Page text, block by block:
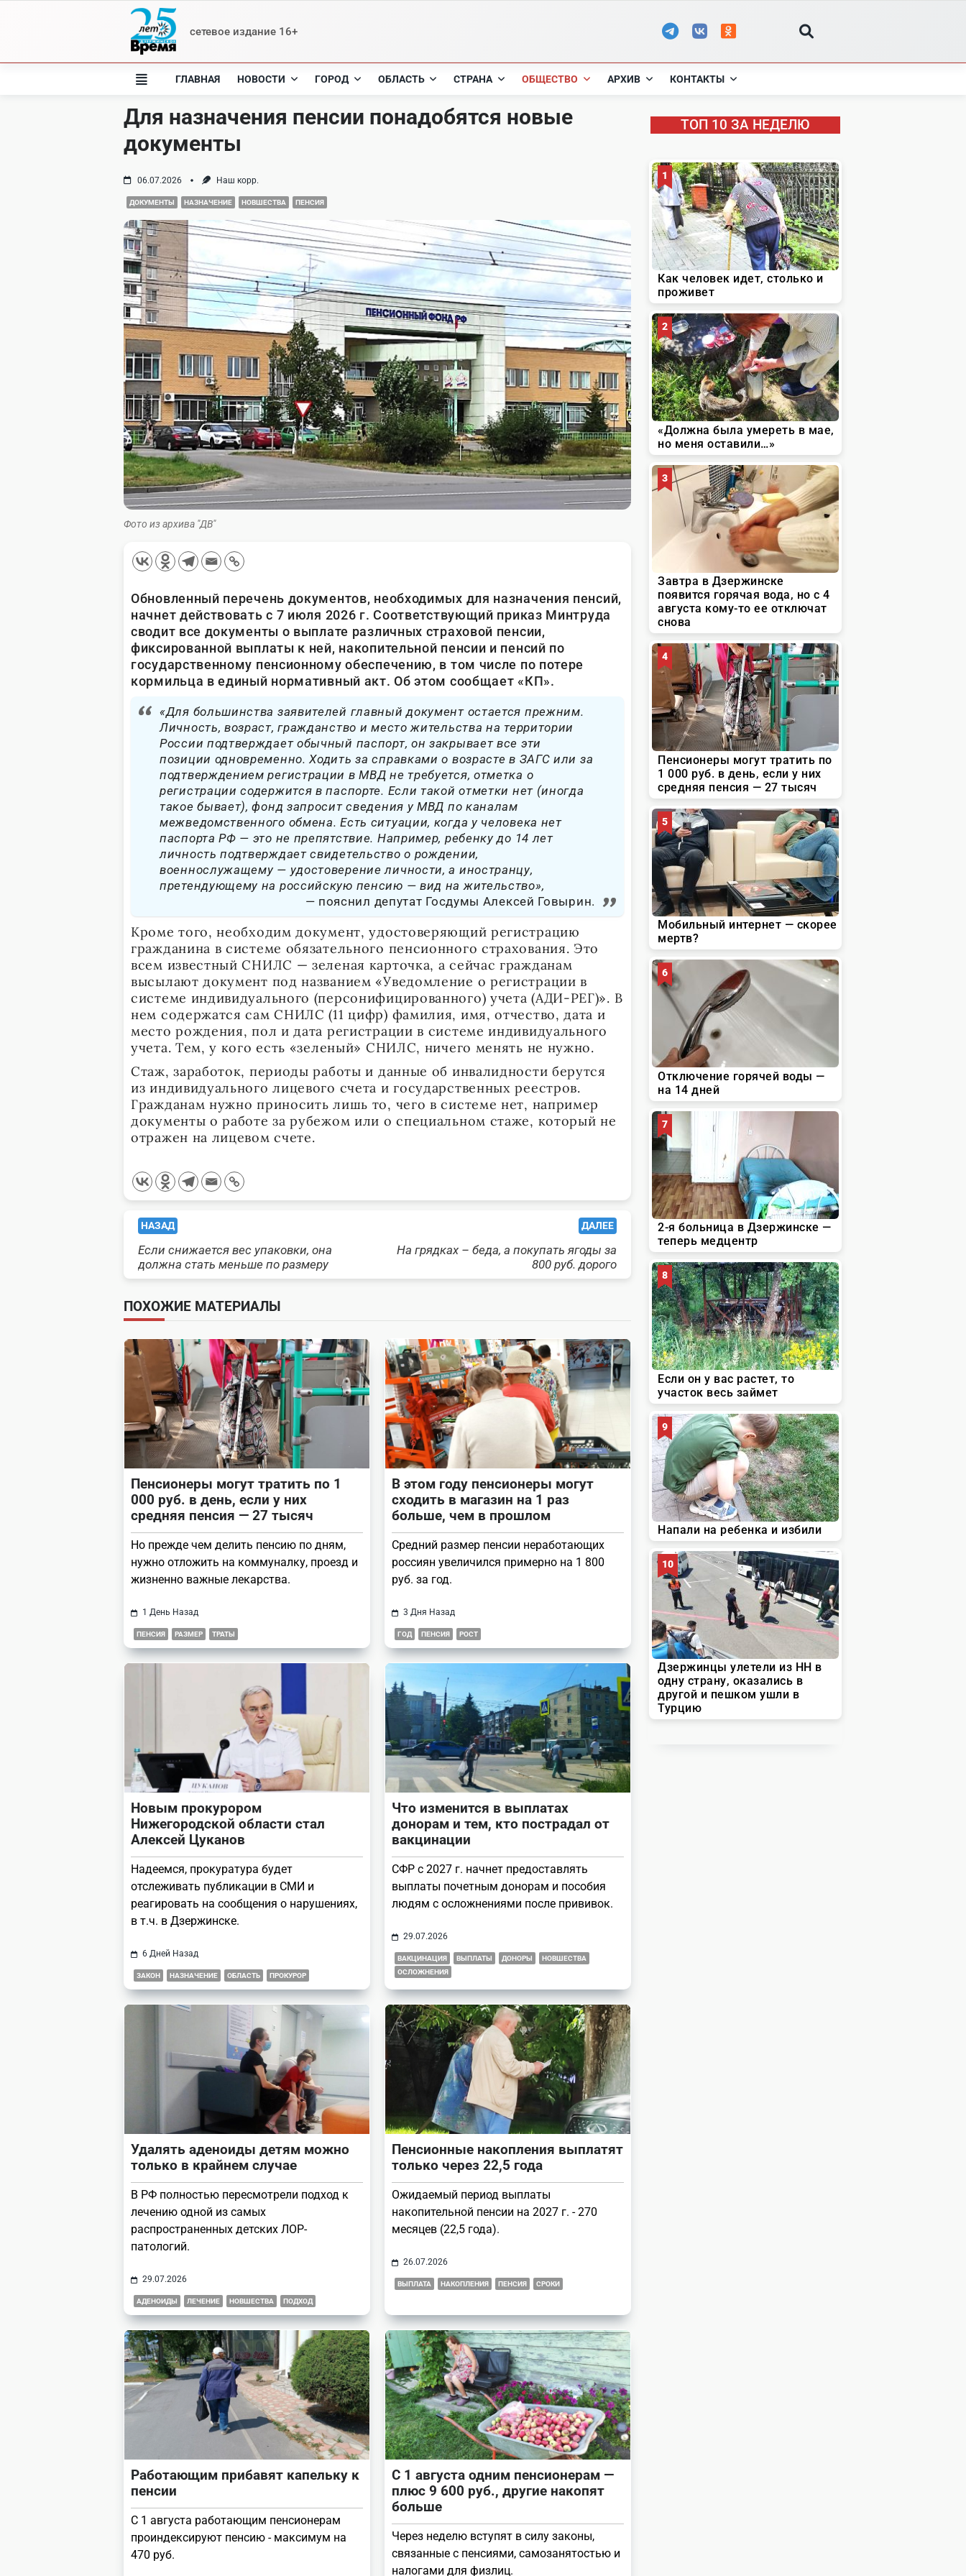
сетевое издание 16+
ГЛАВНАЯ НОВОСТИ ГОРОД ОБЛАСТЬ СТРАНА ОБЩЕСТВО АРХИВ КОНТАКТЫ
Для назначения пенсии понадобятся новые
документы
06.07.2026 Наш корр.
ДОКУМЕНТЫ НАЗНАЧЕНИЕ НОВШЕСТВА ПЕНСИЯ
Фото из архива "ДВ"
Обновленный перечень документов, необходимых для назначения пенсий,
начнет действовать с 7 июля 2026 г. Соответствующий приказ Минтруда
сводит все документы о выплате различных страховой пенсии,
фиксированной выплаты к ней, накопительной пенсии и пенсий по
государственному пенсионному обеспечению, в том числе по потере
кормильца в единый нормативный акт. Об этом сообщает «КП».
«Для большинства заявителей главный документ остается прежним.
Личность, возраст, гражданство и место жительства на территории
России подтверждает обычный паспорт, он закрывает все эти
позиции одновременно. Ходить за справками о возрасте в ЗАГС или за
подтверждением регистрации в МВД не требуется, отметка о
регистрации содержится в паспорте. Если такой отметки нет (иногда
такое бывает), фонд запросит сведения у МВД по каналам
межведомственного обмена. Есть ситуации, когда у человека нет
паспорта РФ — это не препятствие. Например, ребенку до 14 лет
личность подтверждает свидетельство о рождении,
военнослужащему — удостоверение личности, а иностранцу,
претендующему на российскую пенсию — вид на жительство»,
пояснил депутат Госдумы Алексей Говырин.
Кроме того, необходим документ, удостоверяющий регистрацию
гражданина в системе обязательного пенсионного страхования. Это
всем известный СНИЛС — зеленая карточка, а сейчас гражданам
высылают документ под названием «Уведомление о регистрации в
системе индивидуального (персонифицированного) учета (АДИ-РЕГ)». В
нем содержатся сам СНИЛС (11 цифр) фамилия, имя, отчество, дата и
место рождения, пол и дата регистрации в системе индивидуального
учета. Тем, у кого есть «зеленый» СНИЛС, ничего менять не нужно.
Стаж, заработок, периоды работы и данные об инвалидности берутся
из индивидуального лицевого счета и государственных реестров.
Гражданам нужно приносить лишь то, чего в системе нет, например
документы о работе за рубежом или о специальном стаже, который не
отражен на лицевом счете.
<span
class="nav-
screen-
reader-
text">Page</span>
НАЗАД
Если снижается вес упаковки, она
должна стать меньше по размеру
ДАЛЕЕ
На грядках – беда, а покупать ягоды за
800 руб. дорого
ПОХОЖИЕ МАТЕРИАЛЫ
Пенсионеры могут тратить по 1
000 руб. в день, если у них
средняя пенсия — 27 тысяч
Но прежде чем делить пенсию по дням,
нужно отложить на коммуналку, проезд и
жизненно важные лекарства.
1 День Назад
ПЕНСИЯ РАЗМЕР ТРАТЫ
В этом году пенсионеры могут
сходить в магазин на 1 раз
больше, чем в прошлом
Средний размер пенсии неработающих
россиян увеличился примерно на 1 800
руб. за год.
3 Дня Назад
ГОД ПЕНСИЯ РОСТ
Новым прокурором
Нижегородской области стал
Алексей Цуканов
Надеемся, прокуратура будет
отслеживать публикации в СМИ и
реагировать на сообщения о нарушениях,
в т.ч. в Дзержинске.
6 Дней Назад
ЗАКОН НАЗНАЧЕНИЕ ОБЛАСТЬ ПРОКУРОР
Что изменится в выплатах
донорам и тем, кто пострадал от
вакцинации
СФР с 2027 г. начнет предоставлять
выплаты почетным донорам и пособия
людям с осложнениями после прививок.
29.07.2026
ВАКЦИНАЦИЯ ВЫПЛАТЫ ДОНОРЫ
НОВШЕСТВА
ОСЛОЖНЕНИЯ
Удалять аденоиды детям можно
только в крайнем случае
В РФ полностью пересмотрели подход к
лечению одной из самых
распространенных детских ЛОР-
патологий.
29.07.2026
АДЕНОИДЫ ЛЕЧЕНИЕ НОВШЕСТВА ПОДХОД
Пенсионные накопления выплатят
только через 22,5 года
Ожидаемый период выплаты
накопительной пенсии на 2027 г. - 270
месяцев (22,5 года).
26.07.2026
ВЫПЛАТА НАКОПЛЕНИЯ ПЕНСИЯ СРОКИ
Работающим прибавят капельку к
пенсии
С 1 августа работающим пенсионерам
проиндексируют пенсию - максимум на
470 руб.
С 1 августа одним пенсионерам —
плюс 9 600 руб., другие накопят
больше
Через неделю вступят в силу законы,
связанные с пенсиями, самозанятостью и
налогами для физлиц.
ТОП 10 ЗА НЕДЕЛЮ